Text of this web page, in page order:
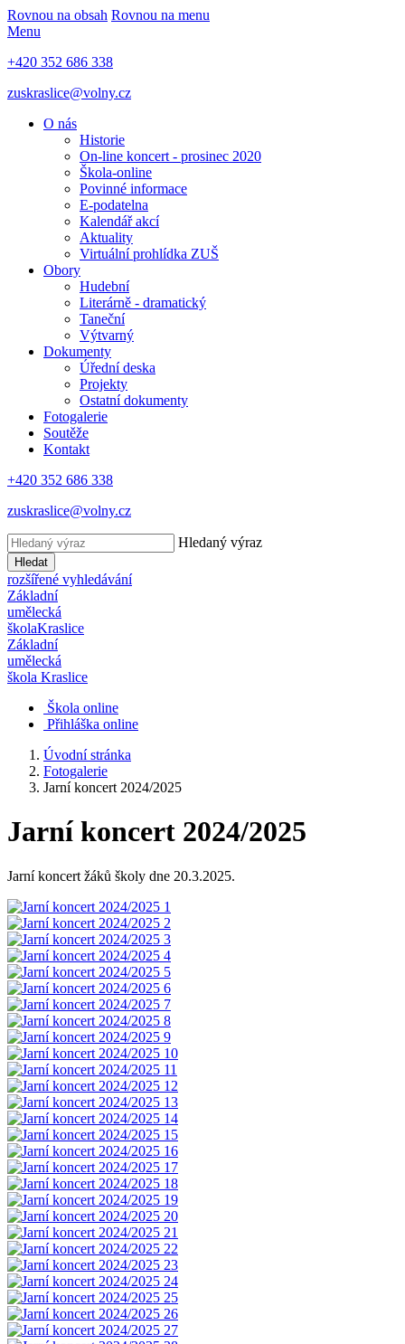
Rovnou na obsah Rovnou na menu
Menu
+420 352 686 338
zuskraslice@volny.cz
O nás
Historie
On-line koncert - prosinec 2020
Škola-online
Povinné informace
E-podatelna
Kalendář akcí
Aktuality
Virtuální prohlídka ZUŠ
Obory
Hudební
Literárně - dramatický
Taneční
Výtvarný
Dokumenty
Úřední deska
Projekty
Ostatní dokumenty
Fotogalerie
Soutěže
Kontakt
+420 352 686 338
zuskraslice@volny.cz
Hledaný výraz
Hledat
rozšířené vyhledávání
Základní
umělecká
školaKraslice
Základní
umělecká
škola Kraslice
Škola online
Přihláška online
Úvodní stránka
Fotogalerie
Jarní koncert 2024/2025
Jarní koncert 2024/2025
Jarní koncert žáků školy dne 20.3.2025.